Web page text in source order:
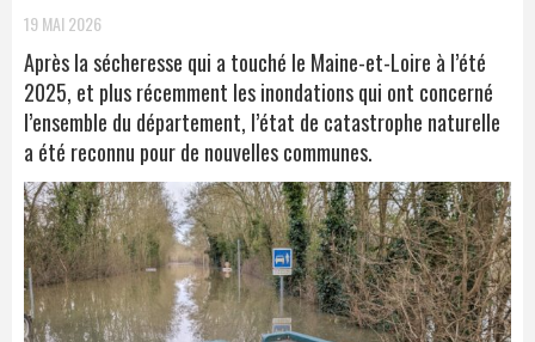
19 MAI 2026
Après la sécheresse qui a touché le Maine-et-Loire à l’été
2025, et plus récemment les inondations qui ont concerné
l’ensemble du département, l’état de catastrophe naturelle
a été reconnu pour de nouvelles communes.